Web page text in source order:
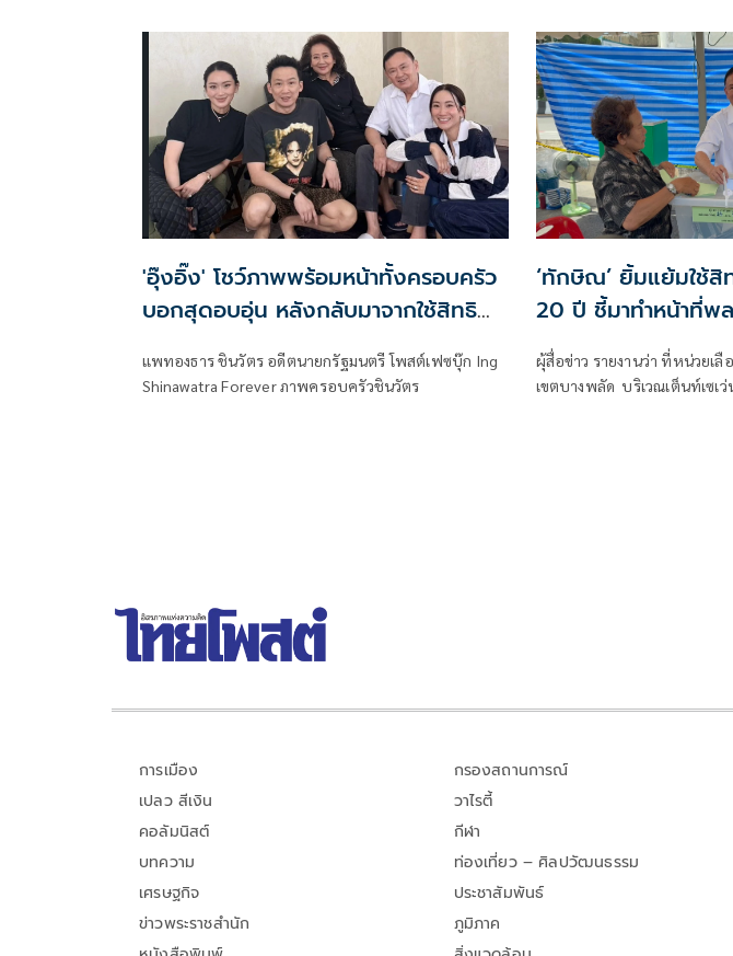
ออกกุ้งไทยไปยังประเทศมาเลเซีย โดยระบุว่า ข่าวดังกล่าว
เป็นเพียงการสร้างกระแสจากผู้สนับสนุนทางการเมือง
คอนเนกชันส่วนตัวช่วยเปิดตล
วอนกลุ่มที่จับตาเลิกมองด้วย
ประชาชน
'อุ๊งอิ๊ง' โชว์ภาพพร้อมหน้าทั้งครอบครัว
บอกสุดอบอุ่น หลังกลับมาจากใช้สิทธิ
แพทองธาร ชินวัตร อดีตนายกรัฐมนตรี โพสต์เฟซบุ๊ก Ing
Shinawatra Forever ภาพครอบครัวชินวัตร
‘ทักษิณ’ ยิ้มแย้มใช้สิ
20 ปี ชี้มาทำหน้าที่พล
เมือง
ผุ้สื่อข่าว รายงานว่า ที่หน่วยเ
เขตบางพลัด บริเวณเต็นท์เซเว่
การเมือง
เปลว สีเงิน
คอลัมนิสต์
บทความ
เศรษฐกิจ
ข่าวพระราชสำนัก
กรองสถานการณ์
วาไรตี้
กีฬา
ท่องเที่ยว – ศิลปวัฒนธรรม
ประชาสัมพันธ์
ภูมิภาค